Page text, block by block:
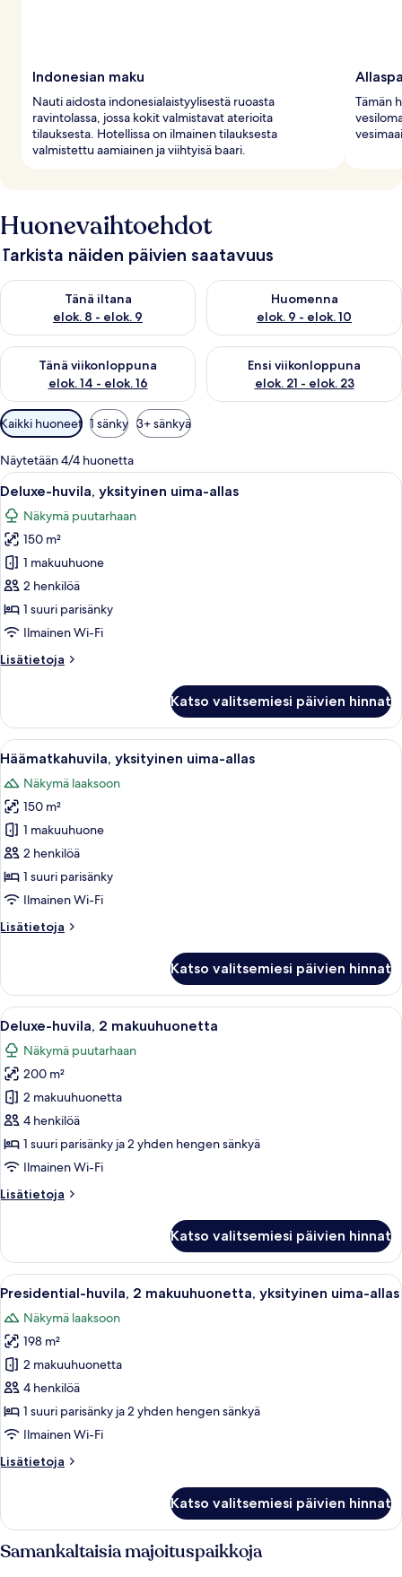
Indonesian maku
Nauti aidosta indonesialaistyylisestä ruoasta
ravintolassa, jossa kokit valmistavat aterioita
tilauksesta. Hotellissa on ilmainen tilauksesta
valmistettu aamiainen ja viihtyisä baari.
Tämän
Huonevaihtoehdot
Tarkista näiden päivien saatavuus
Tänä iltana
elok. 8 - elok. 9
Tarkista tämän illan saatavuus elok. 8 - elok. 9
Huomenna
elok. 9 - elok. 10
Tarkista huomisen saatavuus
Tänä viikonloppuna
elok. 14 - elok. 16
Tarkista tämän viikonlopun saatavuus elok. 14 - elok. 16
Ensi viikonloppuna
elok. 21 - elok. 23
Tarkista ensi viikonlopun
Huoneille
saatavilla
olevia
suodattimia
Kaikki huoneet 1 sänky 3+ sänkyä
Näytetään 4/4 huonetta
Avaa
kaikki
huonetyypin
Deluxe-
huvila,
yksityinen
uima-
allas
Makuuhuoneessa on sänky,
8
Deluxe-huvila, yksityinen uima-allas
Näkymä puutarhaan
150 m²
1 makuuhuone
2 henkilöä
1 suuri parisänky
Ilmainen Wi-Fi
Lisätietoja
Lisätietoja
yksityinen
uima-
allas
Katso valitsemiesi päivien hinnat
Avaa
kaikki
huonetyypin
Häämatkahuvila,
yksityinen
uima-
allas
kuvat
Tilava huone, jossa on suuri sänky,
15
Häämatkahuvila, yksityinen uima-allas
Näkymä laaksoon
150 m²
1 makuuhuone
2 henkilöä
1 suuri parisänky
Ilmainen Wi-Fi
Lisätietoja
Lisätietoja
uima-
allas
Katso valitsemiesi päivien hinnat
Avaa
kaikki
huonetyypin
Deluxe-
huvila,
2
makuuhuonetta
kuvat
Makuuhuone, jossa on sänky,
9
Deluxe-huvila, 2 makuuhuonetta
Näkymä puutarhaan
200 m²
2 makuuhuonetta
4 henkilöä
1 suuri parisänky ja 2 yhden hengen sänkyä
Ilmainen Wi-Fi
Lisätietoja
Lisätietoja
2
makuuhuonetta
Katso valitsemiesi päivien hinnat
Avaa
kaikki
huonetyypin
Presidential-
huvila,
2
makuuhuonetta,
yksityinen
allas
Tilava makuuhuone, jossa on suuri
9
Presidential-huvila, 2 makuuhuonetta, yksityinen uima-allas
Näkymä laaksoon
198 m²
2 makuuhuonetta
4 henkilöä
1 suuri parisänky ja 2 yhden hengen sänkyä
Ilmainen Wi-Fi
Lisätietoja
Lisätietoja
2
makuuhuonetta,
yksityinen
Katso valitsemiesi päivien hinnat
Samankaltaisia majoituspaikkoja